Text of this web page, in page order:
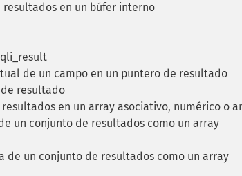
en un búfer interno
de un campo en un puntero de resultado
resultado
en un array asociativo, numérico o
un conjunto de resultados como un array
de un conjunto de resultados como un array